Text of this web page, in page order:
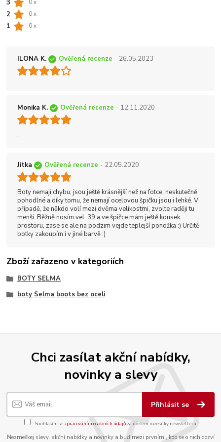
3 0 x
2 0 x
1 0 x
ILONA K. Ověřená recenze - 26.05.2023
Monika K. Ověřená recenze - 12.11.2020
.
Jitka Ověřená recenze - 22.05.2020
Boty nemají chybu, jsou ještě krásnější než na fotce, neskutečně
pohodlné a díky tomu, že nemají ocelovou špičku jsou i lehké. V
případě, že někdo volí mezi dvěma velikostmi, zvolte raději tu
menší. Běžně nosím vel. 39 a ve špičce mám ještě kousek
prostoru, zase se ale na podzim vejde teplejší ponožka :) Určitě
botky zakoupím i v jiné barvě :)
Zboží zařazeno v kategoriích
BOTY SELMA
boty Selma boots bez oceli
Chci zasílat akční nabídky,
novinky a slevy
Přihlásit se
Souhlasím se zpracováním osobních údajůza účelem rozesílky newsletteru.
Nezmeškej slevy, akční nabídky a novinky a buď mezi prvními, kdo se o nich dozví